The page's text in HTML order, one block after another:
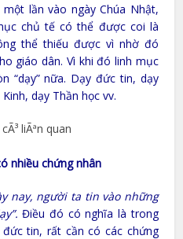
lần vào ngày Chúa Nhật,
chủ tế có thể được coi là
thể thiếu được vì nhờ đó
giáo dân. Vì khi đó linh mục
“dạy” nữa. Dạy đức tin, dạy
dạy Thần học vv.
nhiều chứng nhân
nay, người ta tin vào những
Điều đó có nghĩa là trong
tin, rất cần có các chứng